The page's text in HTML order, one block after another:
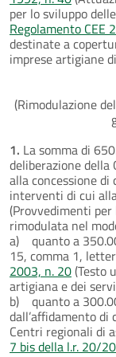
per lo sviluppo
Regolamento CEE
destinate a
imprese artigiane
(Rimodulazione
1. La somma di
deliberazione
alla concessione
interventi di cui
(Provvedimenti
rimodulata nel
a) quanto a
15, comma 1,
2003, n. 20(Testo
artigiana e dei
b) quanto a
dall’affidamento
Centri regionali di
7 bis della l.r. 20/